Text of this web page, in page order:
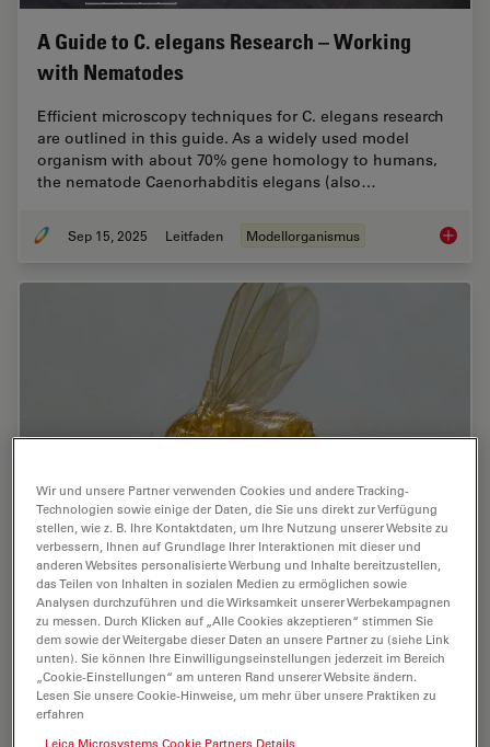
A Guide to C. elegans Research – Working
with Nematodes
Efficient microscopy techniques for C. elegans research
are outlined in this guide. As a widely used model
organism with about 70% gene homology to humans,
the nematode Caenorhabditis elegans (also…
Sep 15, 2025 Leitfaden Modellorganismus A
A Guide to Using Microscopy for Drosophila
(Fruit Fly) Research
The fruit fly, typically Drosophila melanogaster, has
been used as a model organism for over a century. One
reason is that many disease-related genes are shared
between Drosophila and humans. It is…
Wir und unsere Partner verwenden Cookies und andere Tracking-
Technologien sowie einige der Daten, die Sie uns direkt zur Verfügung
stellen, wie z. B. Ihre Kontaktdaten, um Ihre Nutzung unserer Website zu
verbessern, Ihnen auf Grundlage Ihrer Interaktionen mit dieser und
anderen Websites personalisierte Werbung und Inhalte bereitzustellen,
das Teilen von Inhalten in sozialen Medien zu ermöglichen sowie
Analysen durchzuführen und die Wirksamkeit unserer Werbekampagnen
zu messen. Durch Klicken auf „Alle Cookies akzeptieren“ stimmen Sie
dem sowie der Weitergabe dieser Daten an unsere Partner zu (siehe Link
unten). Sie können Ihre Einwilligungseinstellungen jederzeit im Bereich
„Cookie-Einstellungen“ am unteren Rand unserer Website ändern.
Lesen Sie unsere Cookie-Hinweise, um mehr über unsere Praktiken zu
erfahren
Leica Microsystems Cookie Partners Details